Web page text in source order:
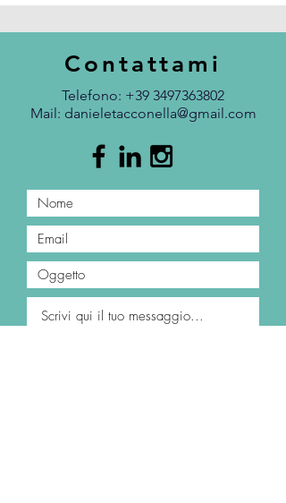
Contattami
Telefono: +39 3497363802
Mail: danieletacconella@gmail.com